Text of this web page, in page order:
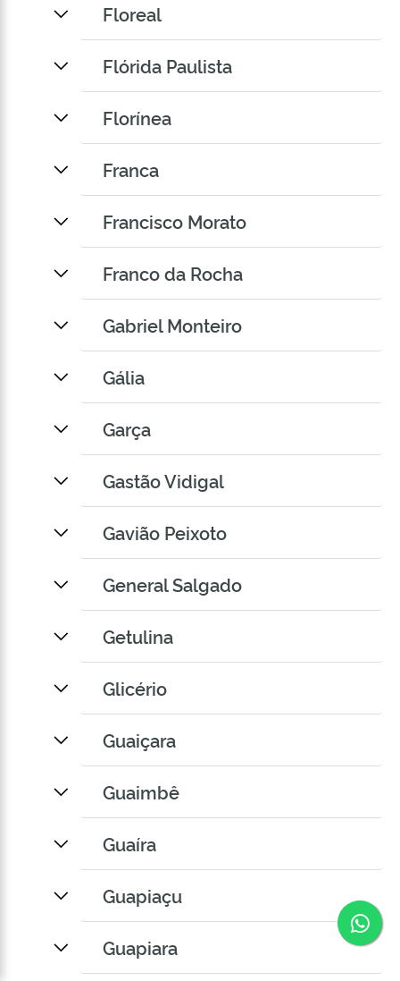
Floreal
Flórida Paulista
Florínea
Franca
Francisco Morato
Franco da Rocha
Gabriel Monteiro
Gália
Garça
Gastão Vidigal
Gavião Peixoto
General Salgado
Getulina
Glicério
Guaiçara
Guaimbê
Guaíra
Guapiaçu
Guapiara